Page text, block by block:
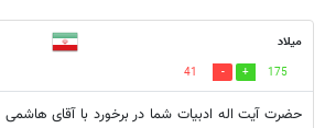
میلاد
175
41
حضرت آیت اله ادبیات شما در برخورد با آقای هاشمی